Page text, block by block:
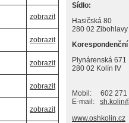
zobrazit
zobrazit
zobrazit
zobrazit
zobrazit
Sídlo:
Hasičská 80
280 02 Zibohlavy
280 02 Kolín IV
Mobil: 602 271
E-mail:
www.oshkolin.cz